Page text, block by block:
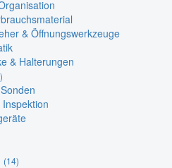
& Öffnungswerkzeuge
& Halterungen
(14)